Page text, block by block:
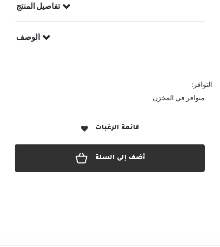
تفاصيل المنتج
الوصف
التوافر:
متوافر في المخزن
قائمة الرغبات
أضف إلى السلة